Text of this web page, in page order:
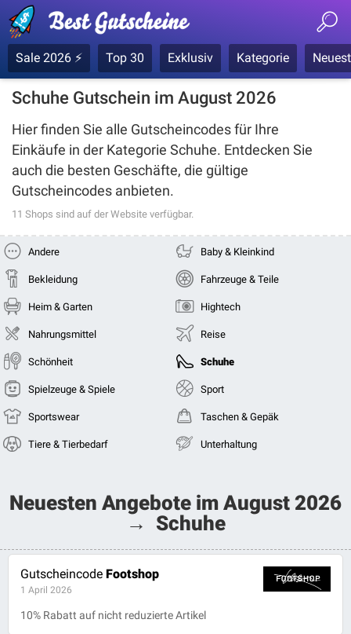
Sale 2026 ⚡ Top 30 Exklusiv Kategorie
Schuhe Gutschein im August 2026
Hier finden Sie alle Gutscheincodes für Ihre
Einkäufe in der Kategorie Schuhe. Entdecken Sie
auch die besten Geschäfte, die gültige
Gutscheincodes anbieten.
11 Shops sind auf der Website verfügbar.
Andere Baby & Kleinkind
Bekleidung Fahrzeuge & Teile
Heim & Garten Hightech
Nahrungsmittel Reise
Schönheit Schuhe
Spielzeuge & Spiele Sport
Sportswear Taschen & Gepäk
Tiere & Tierbedarf Unterhaltung
Neuesten Angebote im August 2026
→ Schuhe
Gutscheincode Footshop
1 April 2026
10% Rabatt auf nicht reduzierte Artikel